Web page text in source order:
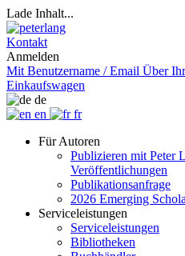
Lade Inhalt...
Kontakt
Anmelden
Mit Benutzername / Email Über
Einkaufswagen
de
en
fr
Für Autoren
Publizieren mit Peter
Veröffentlichungen
Publikationsanfrage
2026 Emerging
Serviceleistungen
Serviceleistungen
Bibliotheken